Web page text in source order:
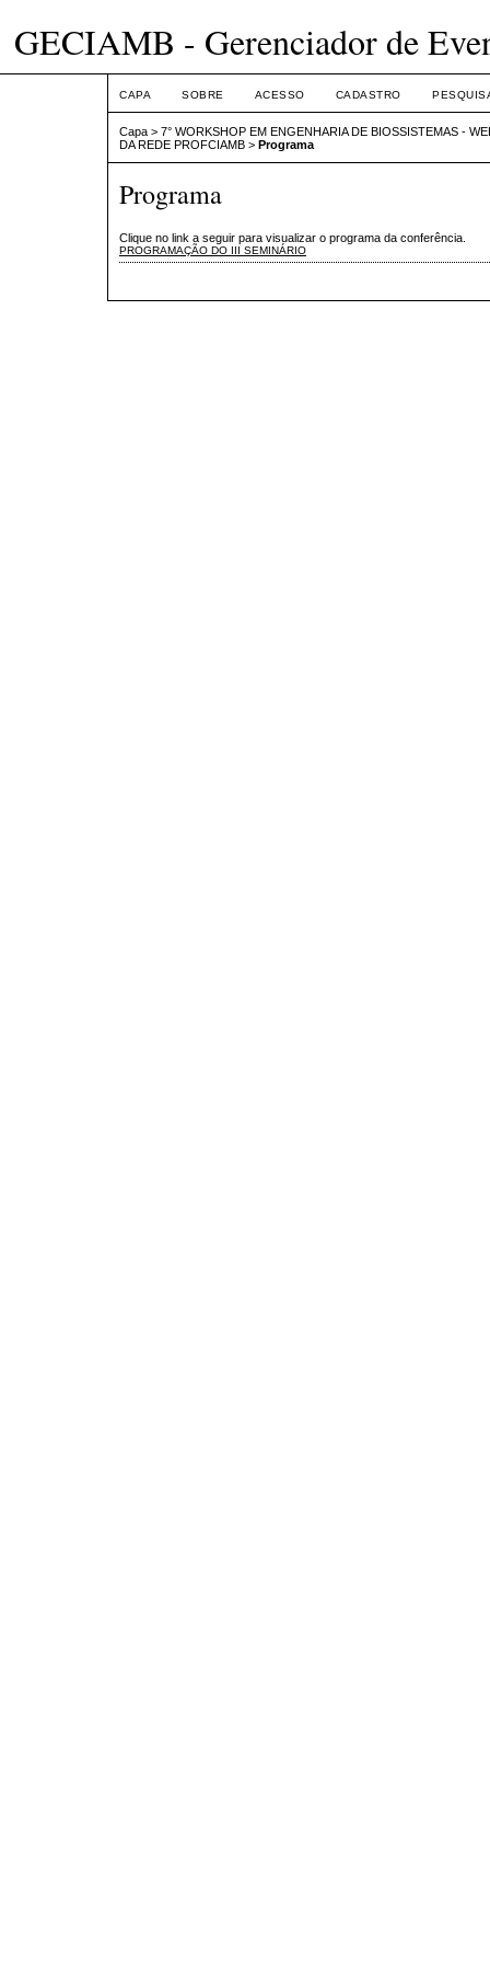
GECIAMB - Gerenciador de
CAPA SOBRE ACESSO CADASTRO
Capa > 7° WORKSHOP EM ENGENHARIA DE BIOSSISTEMAS -
DA REDE PROFCIAMB > Programa
Programa
Clique no link a seguir para visualizar o programa da conferência.
PROGRAMAÇÃO DO III SEMINÁRIO